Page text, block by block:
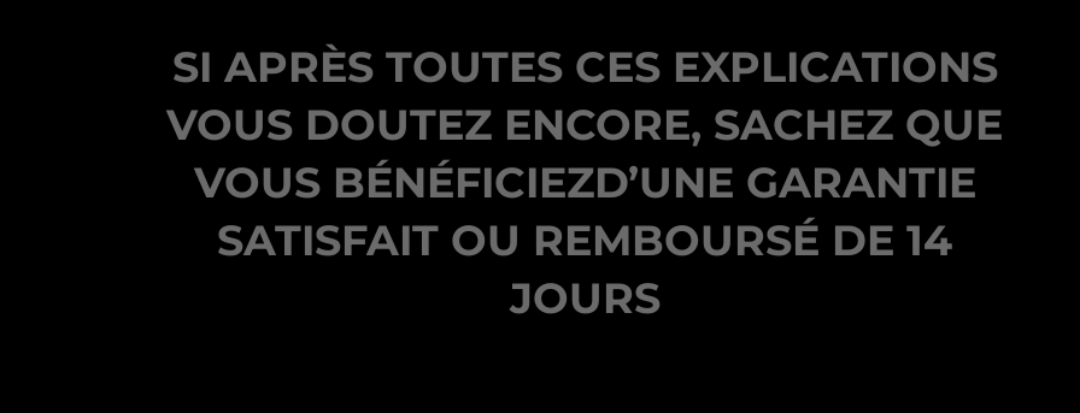
SI APRÈS TOUTES CES EXPLICATIONS
VOUS DOUTEZ ENCORE, SACHEZ QUE
VOUS BÉNÉFICIEZD’UNE GARANTIE
SATISFAIT OU REMBOURSÉ DE 14
JOURS